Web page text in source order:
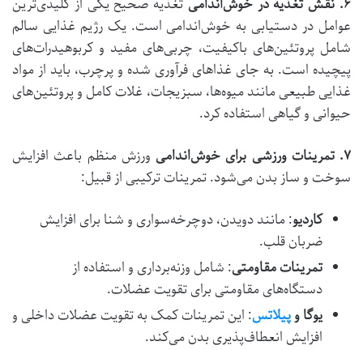
۶. نقش تغذیه در خوش‌اندامی تغذیه صحیح یکی از کلیدی‌ترین
عوامل در دستیابی به خوش‌اندامی است. یک رژیم غذایی سالم
شامل پروتئین‌های باکیفیت، چربی‌های مفید و کربوهیدرات‌های
پیچیده است. به جای غذاهای فرآوری شده و پرچرب، باید از مواد
غذایی طبیعی مانند میوه‌ها، سبزیجات، غلات کامل و پروتئین‌های
حیوانی و گیاهی استفاده کرد.
۷.تمرینات ورزشی برای خوش‌اندامی ورزش منظم باعث افزایش
سوخت و ساز بدن می‌شود. تمرینات ترکیبی از قبیل:
کاردیو: مانند دویدن، دوچرخه‌سواری و شنا برای افزایش
ضربان قلب.
تمرینات مقاومتی: شامل وزنه‌برداری و استفاده از
دستگاه‌های مقاومتی برای تقویت عضلات.
یوگا وپیلاتس: این تمرینات کمک به تقویت عضلات داخلی و
افزایش انعطاف‌پذیری بدن می‌کند.